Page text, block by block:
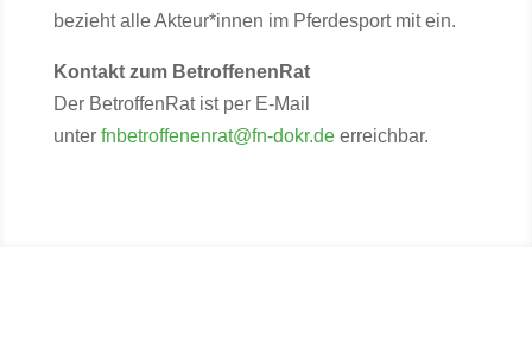
bezieht alle Akteur*innen im Pferdesport mit ein.
Kontakt zum BetroffenenRat
Der BetroffenRat ist per E-Mail
unter fnbetroffenenrat@fn-dokr.de erreichbar.